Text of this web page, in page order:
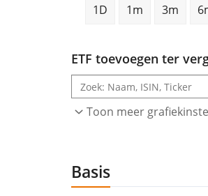
1D 1m 3m
ETF toevoegen ter
Toon meer
Basis